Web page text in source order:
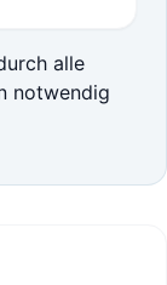
alle
notwendig